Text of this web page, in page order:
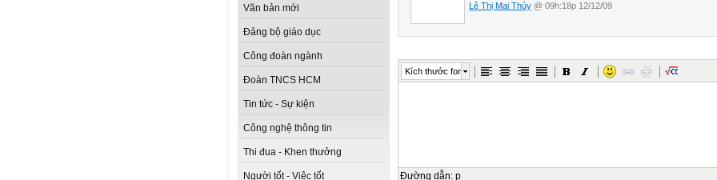
Văn bản mới
Đảng bộ giáo dục
Công đoàn ngành
Đoàn TNCS HCM
Tin tức - Sự kiện
Công nghệ thông tin
Thi đua - Khen thưởng
Người tốt - Việc tốt
Lê Thị Mai Thủy @ 09h:18p 12/12/09
Kích thước font
Đường dẫn: p